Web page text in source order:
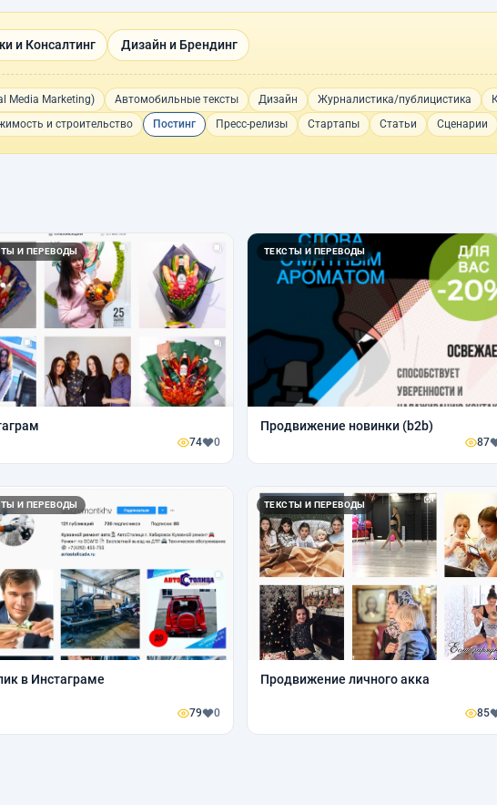
и Консалтинг Дизайн и Брендинг
Media Marketing) Автомобильные тексты Дизайн Журналистика/публицистика
и строительство Постинг Пресс-релизы Стартапы Статьи Сценарии
И ПЕРЕВОДЫ
74 0
ТЕКСТЫ И ПЕРЕВОДЫ
Продвижение новинки (b2b)
87
И ПЕРЕВОДЫ
в Инстаграме
79 0
ТЕКСТЫ И ПЕРЕВОДЫ
Продвижение личного акка
85